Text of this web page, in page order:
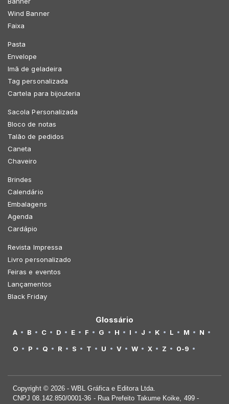
Wind Banner
Faixa
Pasta
Envelope
Imã de geladeira
Tag personalizada
Cartela para bijouteria
Sacola Personalizada
Bloco de notas
Talão de pedidos
Caneta
Chaveiro
Brindes
Calendário
Embalagens
Agenda
Cardápio
Revista Impressa
Livro personalizado
Feiras e eventos
Lançamentos
Black Friday
Glossário
A B C D E F G H I J K L M
N
O
P Q R S T U V W X Z 0-9
Copyright © 2026 - WBL Gráfica e Editora Ltda.
CNPJ 08.142.850/0001-36 - Rua Prefeito Takume Koike, 499 -